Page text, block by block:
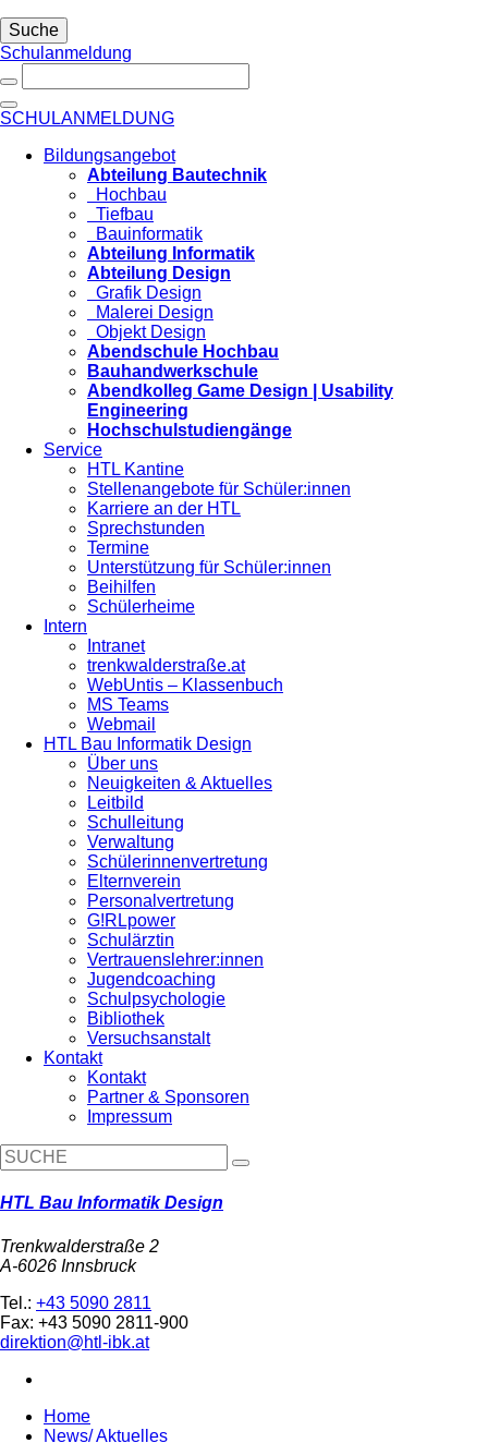
Suche
Schulanmeldung
SCHULANMELDUNG
Bildungsangebot
Abteilung Bautechnik
Hochbau
Tiefbau
Bauinformatik
Abteilung Informatik
Abteilung Design
Grafik Design
Malerei Design
Objekt Design
Abendschule Hochbau
Bauhandwerkschule
Abendkolleg Game Design | Usability
Engineering
Hochschulstudiengänge
Service
HTL Kantine
Stellenangebote für Schüler:innen
Karriere an der HTL
Sprechstunden
Termine
Unterstützung für Schüler:innen
Beihilfen
Schülerheime
Intern
Intranet
trenkwalderstraße.at
WebUntis – Klassenbuch
MS Teams
Webmail
HTL Bau Informatik Design
Über uns
Neuigkeiten & Aktuelles
Leitbild
Schulleitung
Verwaltung
Schülerinnenvertretung
Elternverein
Personalvertretung
G!RLpower
Schulärztin
Vertrauenslehrer:innen
Jugendcoaching
Schulpsychologie
Bibliothek
Versuchsanstalt
Kontakt
Kontakt
Partner & Sponsoren
Impressum
HTL Bau Informatik Design
Trenkwalderstraße 2
A-6026 Innsbruck
Tel.: +43 5090 2811
Fax: +43 5090 2811-900
direktion@htl-ibk.at
Home
News/ Aktuelles